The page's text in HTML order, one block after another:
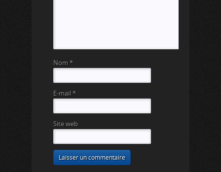
Nom *
E-mail *
Site web